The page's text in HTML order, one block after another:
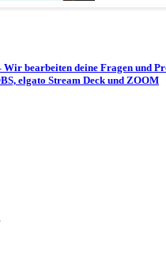
bearbeiten deine Fragen und
elgato Stream Deck und ZOOM